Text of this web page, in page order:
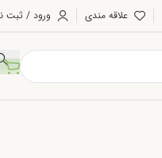
علاقه مندی ورود / ثبت